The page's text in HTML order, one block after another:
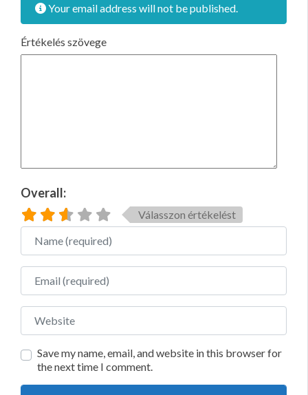
Your email address will not be published.
Értékelés szövege
Overall:
Válasszon értékelést
Name
Email
Website
Save my name, email, and website in this browser for
the next time I comment.